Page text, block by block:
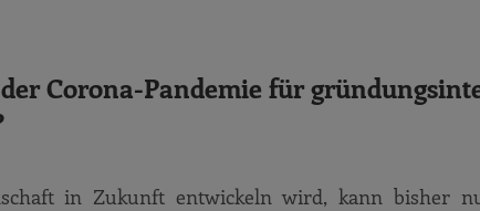
der Corona-Pandemie für
in Zukunft entwickeln wird, kann bisher